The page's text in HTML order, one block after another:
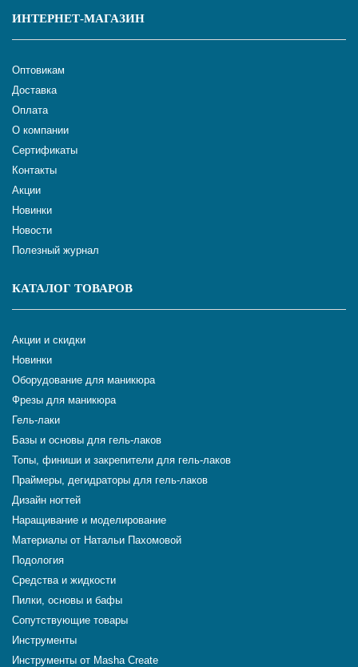
ИНТЕРНЕТ-МАГАЗИН
Оптовикам
Доставка
Оплата
О компании
Сертификаты
Контакты
Акции
Новинки
Новости
Полезный журнал
КАТАЛОГ ТОВАРОВ
Акции и скидки
Новинки
Оборудование для маникюра
Фрезы для маникюра
Гель-лаки
Базы и основы для гель-лаков
Топы, финиши и закрепители для гель-лаков
Праймеры, дегидраторы для гель-лаков
Дизайн ногтей
Наращивание и моделирование
Материалы от Натальи Пахомовой
Подология
Средства и жидкости
Пилки, основы и бафы
Сопутствующие товары
Инструменты
Инструменты от Masha Create